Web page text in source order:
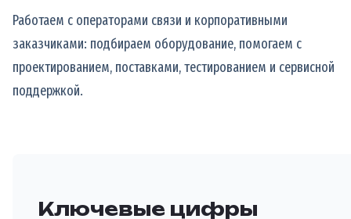
Работаем с операторами связи и корпоративными
заказчиками: подбираем оборудование, помогаем с
проектированием, поставками, тестированием и сервисной
поддержкой.
Ключевые цифры